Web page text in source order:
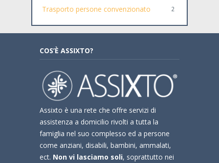
Trasporto persone convenzionato 2
COS’È ASSIXTO?
Assixto è una rete che offre servizi di
assistenza a domicilio rivolti a tutta la
famiglia nel suo complesso ed a persone
come anziani, disabili, bambini, ammalati,
ect. Non vi lasciamo soli, soprattutto nei